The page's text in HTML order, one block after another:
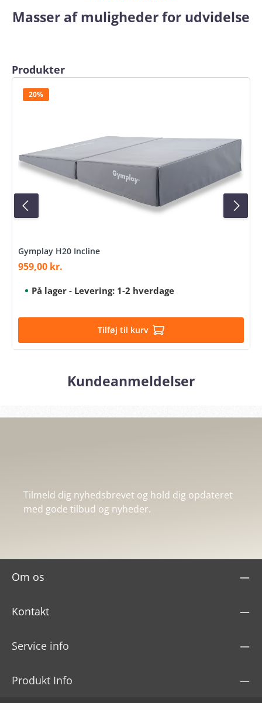
Masser af muligheder for udvidelse
Spring produktgalleriet over
Produkter
20%
Gymplay H20 Incline
Salgspris:
959,00 kr.
På lager - Levering: 1-2 hverdage
Tilføj til kurv
Kundeanmeldelser
Tilmeld dig nyhedsbrevet og hold dig opdateret
med gode tilbud og nyheder.
Om os
Kontakt
Service info
Produkt Info